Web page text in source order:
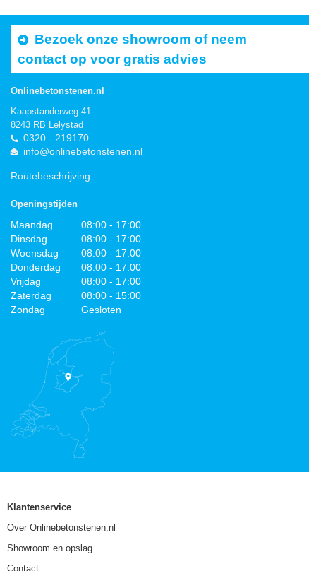
Bezoek onze showroom of neem
contact op voor gratis advies
Onlinebetonstenen.nl
Kaapstanderweg 41
8243 RB Lelystad
0320 - 219170
info@onlinebetonstenen.nl
Routebeschrijving
Openingstijden
Maandag
08:00 - 17:00
Dinsdag
08:00 - 17:00
Woensdag
08:00 - 17:00
Donderdag
08:00 - 17:00
Vrijdag
08:00 - 17:00
Zaterdag
08:00 - 15:00
Zondag
Gesloten
Klantenservice
Over Onlinebetonstenen.nl
Showroom en opslag
Contact